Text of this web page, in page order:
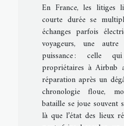
En France, les litiges
courte durée se
échanges parfois
voyageurs, une
puissance : celle
propriétaires à Airbnb
réparation après un
chronologie floue,
bataille se joue souvent
là que l’état des lieux